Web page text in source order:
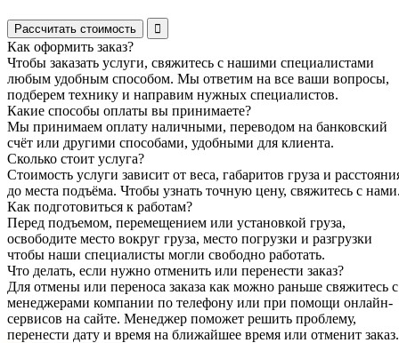
Рассчитать стоимость
Как оформить заказ?
Чтобы заказать услуги, свяжитесь с нашими специалистами
любым удобным способом. Мы ответим на все ваши вопросы,
подберем технику и направим нужных специалистов.
Какие способы оплаты вы принимаете?
Мы принимаем оплату наличными, переводом на банковский
счёт или другими способами, удобными для клиента.
Сколько стоит услуга?
Стоимость услуги зависит от веса, габаритов груза и
до места подъёма. Чтобы узнать точную цену, свяжитесь с
Как подготовиться к работам?
Перед подъемом, перемещением или установкой груза,
освободите место вокруг груза, место погрузки и разгрузки
чтобы наши специалисты могли свободно работать.
Что делать, если нужно отменить или перенести заказ?
Для отмены или переноса заказа как можно раньше свяжитесь с
менеджерами компании по телефону или при помощи онлайн-
сервисов на сайте. Менеджер поможет решить проблему,
перенести дату и время на ближайшее время или отменит заказ.